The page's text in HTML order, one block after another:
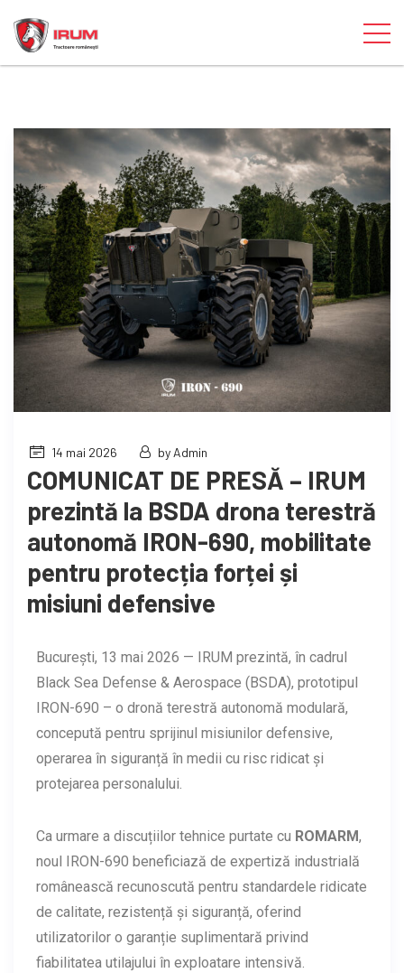
14 mai 2026 by Admin
COMUNICAT DE PRESĂ – IRUM
prezintă la BSDA drona terestră
autonomă IRON-690, mobilitate
pentru protecția forței și
misiuni defensive
București, 13 mai 2026 — IRUM prezintă, în cadrul
Black Sea Defense & Aerospace (BSDA), prototipul
IRON-690 – o dronă terestră autonomă modulară,
concepută pentru sprijinul misiunilor defensive,
operarea în siguranță în medii cu risc ridicat și
protejarea personalului.
Ca urmare a discuțiilor tehnice purtate cu ROMARM,
noul IRON-690 beneficiază de expertiză industrială
românească recunoscută pentru standardele ridicate
de calitate, rezistență și siguranță, oferind
utilizatorilor o garanție suplimentară privind
fiabilitatea utilajului în exploatare intensivă.